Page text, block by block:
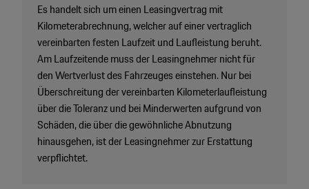
Es handelt sich um einen Leasingvertrag mit
Kilometerabrechnung, welcher auf einer vertraglich
vereinbarten festen Laufzeit und Laufleistung beruht.
Am Laufzeitende muss der Leasingnehmer nicht für
den Wertverlust des Fahrzeuges einstehen. Nur bei
Überschreitung der vereinbarten Kilometerlaufleistung
über die Toleranz und bei Minderwerten aufgrund von
Schäden, die über die gewöhnliche Abnutzung
hinausgehen, ist der Leasingnehmer zur Erstattung
verpflichtet.